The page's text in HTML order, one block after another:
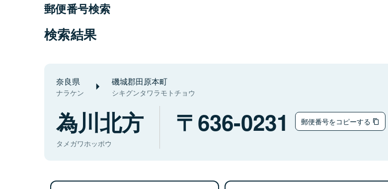
郵便番号検索
検索結果
奈良県
ナラケン
磯城郡田原本町
シキグンタワラモトチョウ
為川北方
タメガワホッポウ
636-0231 郵便番号をコピーする